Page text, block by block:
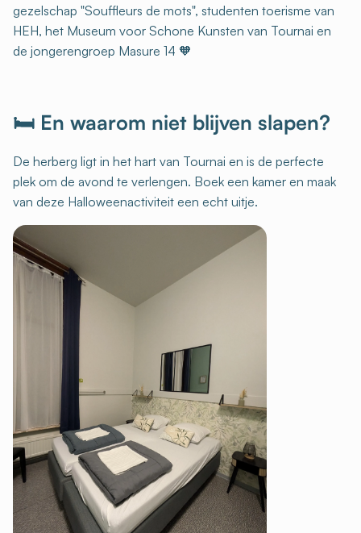
gezelschap "Souffleurs de mots", studenten toerisme van
HEH, het Museum voor Schone Kunsten van Tournai en
de jongerengroep Masure 14 🧡
🛏️ En waarom niet blijven slapen?
De herberg ligt in het hart van Tournai en is de perfecte
plek om de avond te verlengen. Boek een kamer en maak
van deze Halloweenactiviteit een echt uitje.